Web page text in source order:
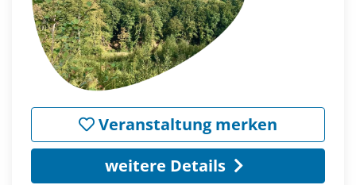
Veranstaltung merken
weitere Details